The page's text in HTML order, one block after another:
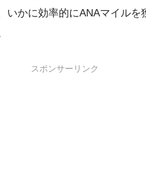
いかに効率的にANAマイルを
スポンサーリンク